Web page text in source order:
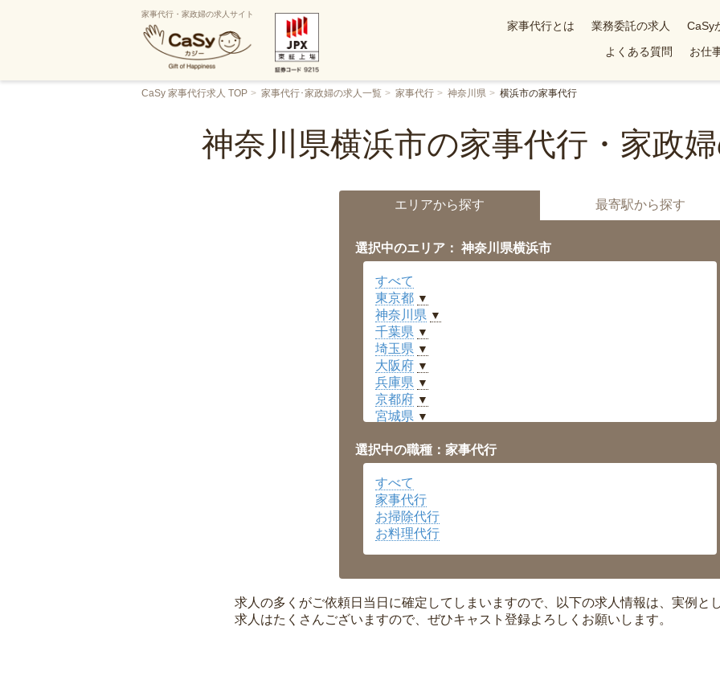
家事代行・家政婦の求人サイト
家事代行とは 業務委託の求人 CaSy
よくある質問
お仕
CaSy 家事代行求人 TOP 家事代行･家政婦の求人一覧 家事代行 神奈川県 横浜市の家事代行
神奈川県横浜市の家事代行・家政
エリアから探す 最寄駅から探す
選択中のエリア： 神奈川県横浜市
すべて
東京都 ▼
神奈川県 ▼
千葉県 ▼
埼玉県 ▼
大阪府 ▼
兵庫県 ▼
京都府 ▼
宮城県 ▼
福井県 ▼
岡山県 ▼
広島県
沖縄県 ▼
選択中の職種：家事代行
すべて
家事代行
お掃除代行
お料理代行
求人の多くがご依頼日当日に確定してしまいますので、以下の求人情報は、実例と
求人はたくさんございますので、ぜひキャスト登録よろしくお願いします。